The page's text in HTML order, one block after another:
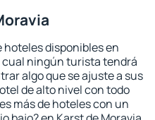
hoteles disponibles en
cual ningún turista tendrá
algo que se ajuste a sus
de alto nivel con todo
más de hoteles con un